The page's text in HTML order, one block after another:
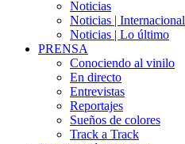
Noticias
Noticias | Internacional
Noticias | Lo último
PRENSA
Conociendo al vinilo
En directo
Entrevistas
Reportajes
Sueños de colores
Track a Track